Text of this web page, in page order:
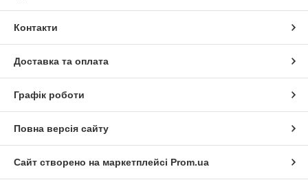
Контакти
Доставка та оплата
Графік роботи
Повна версія сайту
Сайт створено на маркетплейсі Prom.ua